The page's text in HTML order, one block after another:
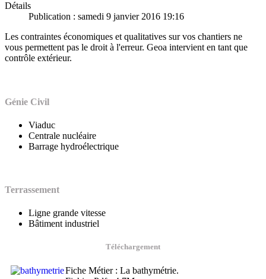
Détails
Publication : samedi 9 janvier 2016 19:16
Les contraintes économiques et qualitatives sur vos chantiers ne
vous permettent pas le droit à l'erreur. Geoa intervient en tant que
contrôle extérieur.
Génie Civil
Viaduc
Centrale nucléaire
Barrage hydroélectrique
Terrassement
Ligne grande vitesse
Bâtiment industriel
Téléchargement
Fiche Métier : La bathymétrie.